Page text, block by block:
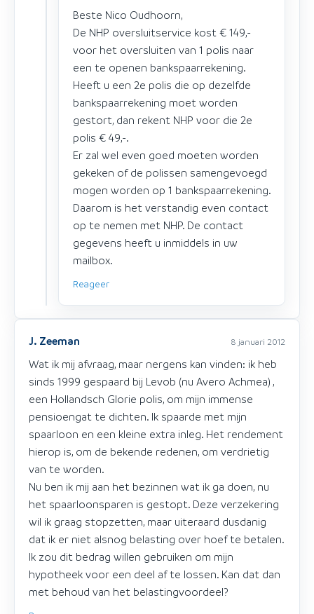
Beste Nico Oudhoorn,
De NHP oversluitservice kost € 149,-
voor het oversluiten van 1 polis naar
een te openen bankspaarrekening.
Heeft u een 2e polis die op dezelfde
bankspaarrekening moet worden
gestort, dan rekent NHP voor die 2e
polis € 49,-.
Er zal wel even goed moeten worden
gekeken of de polissen samengevoegd
mogen worden op 1 bankspaarrekening.
Daarom is het verstandig even contact
op te nemen met NHP. De contact
gegevens heeft u inmiddels in uw
mailbox.
Reageer
J. Zeeman 8 januari 2012
Wat ik mij afvraag, maar nergens kan vinden: ik heb
sinds 1999 gespaard bij Levob (nu Avero Achmea) ,
een Hollandsch Glorie polis, om mijn immense
pensioengat te dichten. Ik spaarde met mijn
spaarloon en een kleine extra inleg. Het rendement
hierop is, om de bekende redenen, om verdrietig
van te worden.
Nu ben ik mij aan het bezinnen wat ik ga doen, nu
het spaarloonsparen is gestopt. Deze verzekering
wil ik graag stopzetten, maar uiteraard dusdanig
dat ik er niet alsnog belasting over hoef te betalen.
Ik zou dit bedrag willen gebruiken om mijn
hypotheek voor een deel af te lossen. Kan dat dan
met behoud van het belastingvoordeel?